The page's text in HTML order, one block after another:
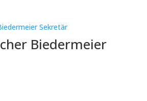
Biedermeier